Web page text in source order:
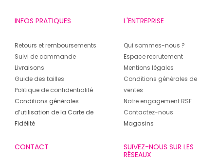
INFOS PRATIQUES
Retours et remboursements
Suivi de commande
Livraisons
Guide des tailles
Politique de confidentialité
Conditions générales
d’utilisation de la Carte de
Fidélité
L'ENTREPRISE
Qui sommes-nous ?
Espace recrutement
Mentions légales
Conditions générales de
ventes
Notre engagement RSE
Contactez-nous
Magasins
CONTACT
SUIVEZ-NOUS SUR LES
RÉSEAUX